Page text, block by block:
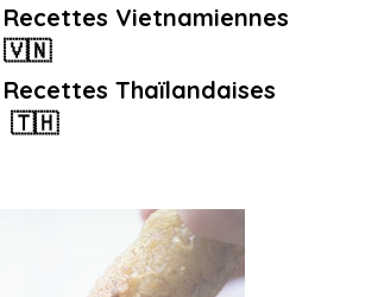
Recettes Vietnamiennes
🇻🇳
Recettes Thaïlandaises
🇹🇭